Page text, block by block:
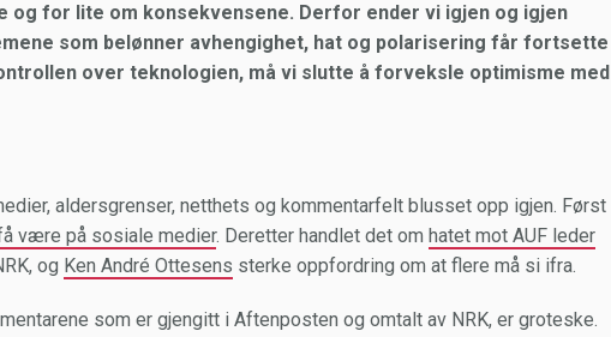
og for lite om konsekvensene. Derfor ender vi igjen og igjen
som belønner avhengighet, hat og polarisering får fortsette
over teknologien, må vi slutte å forveksle optimisme med
aldersgrenser, netthets og kommentarfelt blusset opp igjen. Først
være på sosiale medier. Deretter handlet det om hatet mot AUF leder
og Ken André Ottesens sterke oppfordring om at flere må si ifra.
som er gjengitt i Aftenposten og omtalt av NRK, er groteske.